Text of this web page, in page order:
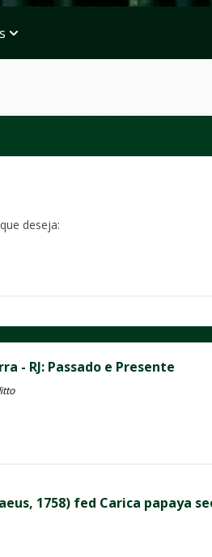
deseja:
- RJ: Passado e Presente
1758) fed Carica papaya